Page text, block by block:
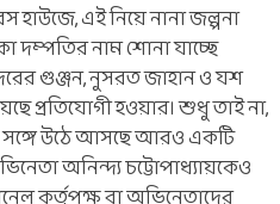
হাউজে, এই নিয়ে নানা জল্পনা
দম্পতির নাম শোনা যাচ্ছে
গুঞ্জন, নুসরত জাহান ও যশ
প্রতিযোগী হওয়ার। শুধু তাই না,
সঙ্গে উঠে আসছে আরও একটি
অনিন্দ্য চট্টোপাধ্যায়কেও